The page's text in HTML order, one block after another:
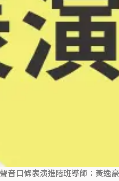
聲音口條表演進階班導師：黃逸豪